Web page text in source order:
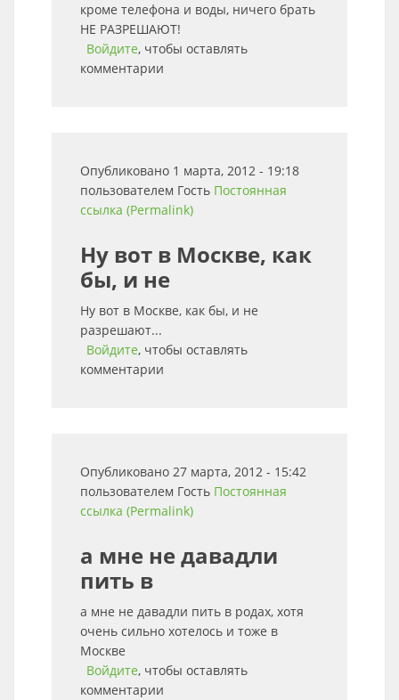
кроме телефона и воды, ничего брать
НЕ РАЗРЕШАЮТ!
Войдите, чтобы оставлять
комментарии
Опубликовано 1 марта, 2012 - 19:18
пользователем Гость Постоянная
ссылка (Permalink)
Ну вот в Москве, как
бы, и не
Ну вот в Москве, как бы, и не
разрешают...
Войдите, чтобы оставлять
комментарии
Опубликовано 27 марта, 2012 - 15:42
пользователем Гость Постоянная
ссылка (Permalink)
а мне не давадли
пить в
а мне не давадли пить в родах, хотя
очень сильно хотелось и тоже в
Москве
Войдите, чтобы оставлять
комментарии